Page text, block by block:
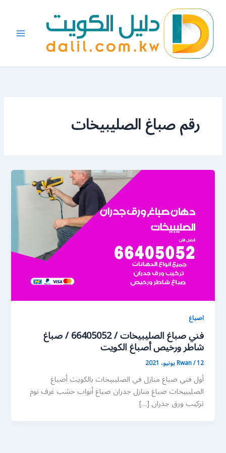
المحتوى
رقم صباغ الصليبيخات
اصباغ
فني صباغ الصليبيخات / 66405052 / صباغ
شاطر ورخيص أصباغ الكويت
Rwan/12 يونيو، 2021
أول فني صباغ منازل في الصليبيخات بالكويت أصباغ
الصليبيخات صباغ منازل جدران صباغ أبواب خشب غرف نوم
تركيب ورق جدران […]